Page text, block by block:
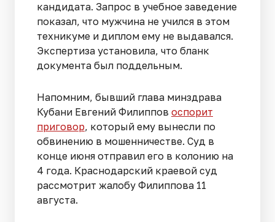
кандидата. Запрос в учебное заведение
показал, что мужчина не учился в этом
техникуме и диплом ему не выдавался.
Экспертиза установила, что бланк
документа был поддельным.
Напомним, бывший глава минздрава
Кубани Евгений Филиппов оспорит
приговор, который ему вынесли по
обвинению в мошенничестве. Суд в
конце июня отправил его в колонию на
4 года. Краснодарский краевой суд
рассмотрит жалобу Филиппова 11
августа.